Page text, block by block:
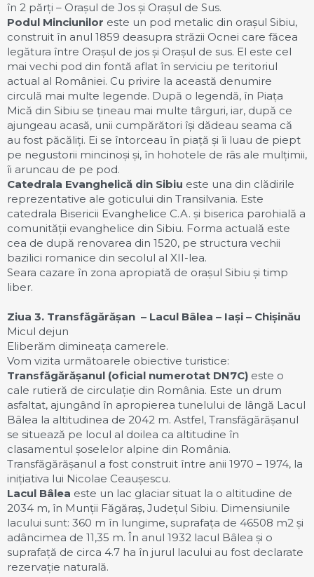
în 2 părți – Orașul de Jos și Orașul de Sus.
Podul Minciunilor este un pod metalic din orașul Sibiu,
construit în anul 1859 deasupra străzii Ocnei care făcea
legătura între Orașul de jos și Orașul de sus. El este cel
mai vechi pod din fontă aflat în serviciu pe teritoriul
actual al României. Cu privire la această denumire
circulă mai multe legende. După o legendă, în Piața
Mică din Sibiu se țineau mai multe târguri, iar, după ce
ajungeau acasă, unii cumpărători își dădeau seama că
au fost păcăliți. Ei se întorceau în piață și îi luau de piept
pe negustorii mincinoși și, în hohotele de râs ale mulțimii,
îi aruncau de pe pod.
Catedrala Evanghelică din Sibiu este una din clădirile
reprezentative ale goticului din Transilvania. Este
catedrala Bisericii Evanghelice C.A. și biserica parohială a
comunității evanghelice din Sibiu. Forma actuală este
cea de după renovarea din 1520, pe structura vechii
bazilici romanice din secolul al XII-lea.
Seara cazare în zona apropiată de orașul Sibiu și timp
liber.
Ziua 3. Transfăgărășan – Lacul Bâlea – Iași – Chișinău
Micul dejun
Eliberăm dimineața camerele.
Vom vizita următoarele obiective turistice:
Transfăgărășanul (oficial numerotat DN7C) este o
cale rutieră de circulație din România. Este un drum
asfaltat, ajungând în apropierea tunelului de lângă Lacul
Bâlea la altitudinea de 2042 m. Astfel, Transfăgărășanul
se situează pe locul al doilea ca altitudine în
clasamentul șoselelor alpine din România.
Transfăgărășanul a fost construit între anii 1970 – 1974, la
inițiativa lui Nicolae Ceaușescu.
Lacul Bâlea este un lac glaciar situat la o altitudine de
2034 m, în Munții Făgăraș, Județul Sibiu. Dimensiunile
lacului sunt: 360 m în lungime, suprafața de 46508 m2 și
adâncimea de 11,35 m. În anul 1932 lacul Bâlea și o
suprafață de circa 4.7 ha în jurul lacului au fost declarate
rezervație naturală.